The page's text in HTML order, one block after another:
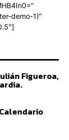
demo-1)”
Figueroa,